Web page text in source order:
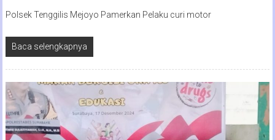
Polsek Tenggilis Mejoyo Pamerkan Pelaku curi motor
Baca selengkapnya